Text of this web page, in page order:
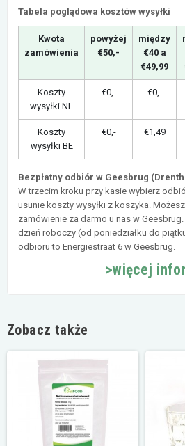
Tabela poglądowa kosztów wysyłki
Kwota
zamówienia
powyżej
€50,-
między
€40 a
€49,99
Koszty
wysyłki NL
€0,- €0,-
Koszty
wysyłki BE
€0,- €1,49
Bezpłatny odbiór w Geesbrug
W trzecim kroku przy kasie wybierz
usunie koszty wysyłki z koszyka.
zamówienie za darmo u nas w
dzień roboczy (od poniedziałku do
odbioru to Energiestraat 6 w Geesbrug.
>więcej
Zobacz także